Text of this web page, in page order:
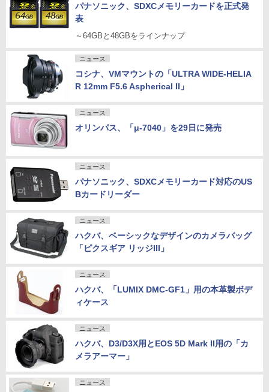
パナソニック、SDXCメモリーカードを正式発
表
～64GBと48GBをラインナップ
ニュース
コシナ、VMマウントの「ULTRA WIDE-HELIA
R 12mm F5.6 Aspherical II」
ニュース
オリンパス、「μ-7040」を29日に発売
ニュース
パナソニック、SDXCメモリーカード対応のUS
Bカードリーダー
ニュース
ハクバ、ベーシックなデザインのカメラバッグ
「ピクスギア リッジIII」
ニュース
ハクバ、「LUMIX DMC-GF1」用の本革製ボデ
ィケース
ニュース
ハクバ、D3/D3X用とEOS 5D Mark II用の「カ
メラアーマー」
ニュース